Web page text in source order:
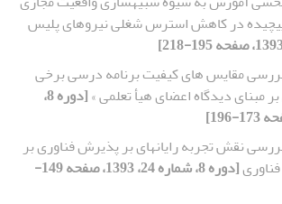
پیچیده در کاهش استرس شغلی نیروهای پلیس
مقایس های کیفیت برنامه درسی برخی
مبنای دیدگاه اعضای هیأ تعلمی »
[دوره 8،
نقش تجربه رایانهای بر پذیرش فناوری بر
[دوره 8، شماره 24، 1393، صفحه 149-